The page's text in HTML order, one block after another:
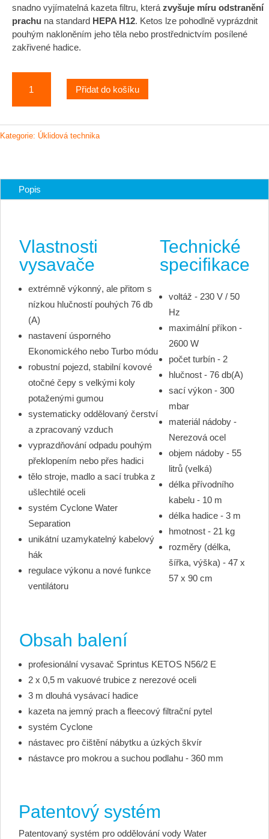
snadno vyjímatelná kazeta filtru, která zvyšuje míru odstranění
prachu na standard HEPA H12. Ketos lze pohodlně vyprázdnit
pouhým nakloněním jeho těla nebo prostřednictvím posílené
zakřivené hadice.
KETOS
N56/2
–
pro
suché
vysávání
extrémní
silou
množství
Přidat do košíku
Kategorie: Úklidová technika
Popis
Vlastnosti
vysavače
Technické
specifikace
extrémně výkonný, ale přitom s
nízkou hlučností pouhých 76 db
(A)
nastavení úsporného
Ekonomického nebo Turbo módu
robustní pojezd, stabilní kovové
otočné čepy s velkými koly
potaženými gumou
systematicky oddělovaný čerství
a zpracovaný vzduch
vyprazdňování odpadu pouhým
překlopením nebo přes hadici
tělo stroje, madlo a sací trubka z
ušlechtilé oceli
systém Cyclone Water
Separation
unikátní uzamykatelný kabelový
hák
regulace výkonu a nové funkce
ventilátoru
voltáž - 230 V / 50
Hz
maximální příkon -
2600 W
počet turbín - 2
hlučnost - 76 db(A)
sací výkon - 300
mbar
materiál nádoby -
Nerezová ocel
objem nádoby - 55
litrů (velká)
délka přívodního
kabelu - 10 m
délka hadice - 3 m
hmotnost - 21 kg
rozměry (délka,
šířka, výška) - 47 x
57 x 90 cm
Obsah balení
profesionální vysavač Sprintus KETOS N56/2 E
2 x 0,5 m vakuové trubice z nerezové oceli
3 m dlouhá vysávací hadice
kazeta na jemný prach a fleecový filtrační pytel
systém Cyclone
nástavec pro čištění nábytku a úzkých škvír
nástavce pro mokrou a suchou podlahu - 360 mm
Patentový systém
Patentovaný systém pro oddělování vody Water